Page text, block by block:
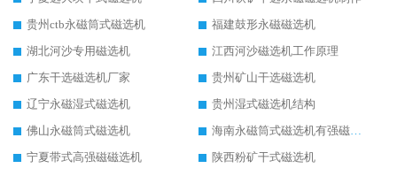
贵州ctb永磁筒式磁选机
福建鼓形永磁磁选机
湖北河沙专用磁选机
江西河沙磁选机工作原理
广东干选磁选机厂家
贵州矿山干选磁选机
辽宁永磁湿式磁选机
贵州湿式磁选机结构
佛山永磁筒式磁选机
海南永磁筒式磁选机有强磁的吗
宁夏带式高强磁磁选机
陕西粉矿干式磁选机